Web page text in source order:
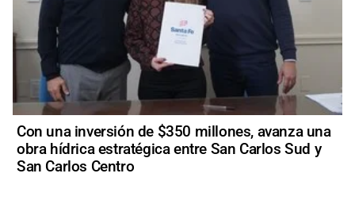
Con una inversión de $350 millones, avanza una
obra hídrica estratégica entre San Carlos Sud y
San Carlos Centro